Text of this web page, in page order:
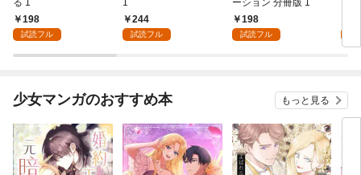
る 1
198
試読フル
1
244
試読フル
ーション 分冊版 1
198
試読フル
少女マンガのおすすめ本 もっと見る